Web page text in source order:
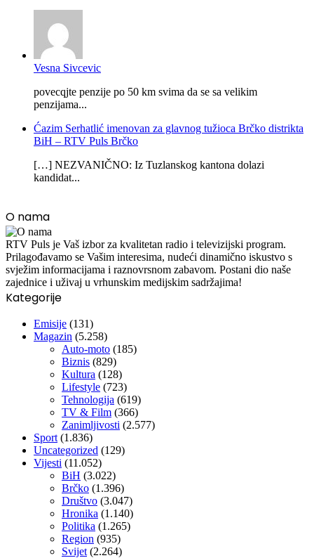
Vesna Sivcevic
povecqjte penzije po 50 km svima da se sa velikim
penzijama...
Ćazim Serhatlić imenovan za glavnog tužioca Brčko distrikta
BiH – RTV Puls Brčko
[…] NEZVANIČNO: Iz Tuzlanskog kantona dolazi
kandidat...
O nama
RTV Puls je Vaš izbor za kvalitetan radio i televizijski program.
Prilagođavamo se Vašim interesima, nudeći dinamično iskustvo s
svježim informacijama i raznovrsnom zabavom. Postani dio naše
zajednice i uživaj u vrhunskim medijskim sadržajima!
Kategorije
Emisije (131)
Magazin (5.258)
Auto-moto (185)
Biznis (829)
Kultura (128)
Lifestyle (723)
Tehnologija (619)
TV & Film (366)
Zanimljivosti (2.577)
Sport (1.836)
Uncategorized (129)
Vijesti (11.052)
BiH (3.022)
Brčko (1.396)
Društvo (3.047)
Hronika (1.140)
Politika (1.265)
Region (935)
Svijet (2.264)